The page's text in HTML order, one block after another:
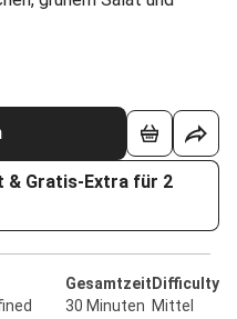
& Gratis-Extra für 2
Gesamtzeit
30 Minuten
Difficulty
Mittel